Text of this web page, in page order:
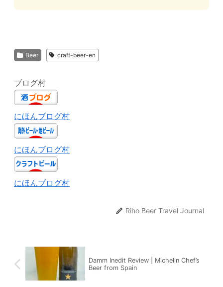
Beer craft-beer-en
ブログ村
にほんブログ村
にほんブログ村
にほんブログ村
Riho Beer Travel Journal
Damm Inedit Review | Michelin Chef’s
Beer from Spain